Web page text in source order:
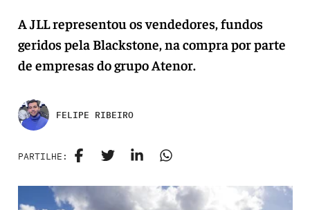
A JLL representou os vendedores, fundos
geridos pela Blackstone, na compra por parte
de empresas do grupo Atenor.
FELIPE RIBEIRO
PARTILHE: